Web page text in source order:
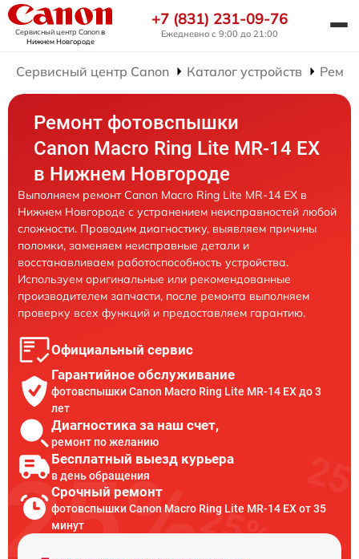
Сервисный центр Canonв
Нижнем Новгороде
+7 (831) 231-09-76
Ежедневно с 9:00 до 21:00
Сервисный центр Canon Каталог устройств
Ремонт фотовспышки
Canon Macro Ring Lite MR-14 EX
в Нижнем Новгороде
Выполняем ремонт Canon Macro Ring Lite MR-14 EX в
Нижнем Новгороде с устранением неисправностей любой
сложности. Проводим диагностику, выявляем причины
поломки, заменяем неисправные детали и
восстанавливаем работоспособность устройства.
Используем оригинальные или рекомендованные
производителем запчасти, после ремонта выполняем
проверку всех функций и предоставляем гарантию.
Официальный сервис
Гарантийное обслуживание
фотовспышки Canon Macro Ring Lite MR-14 EX до 3
лет
Диагностика за наш счет,
ремонт по желанию
Бесплатный выезд курьера
в день обращения
Срочный ремонт
фотовспышки Canon Macro Ring Lite MR-14 EX от 35
минут